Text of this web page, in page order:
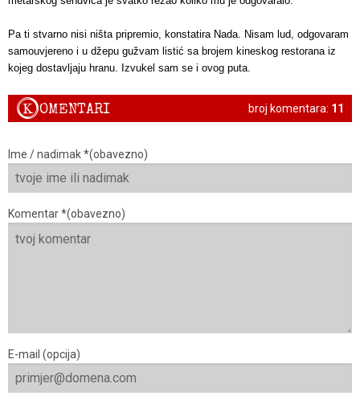
Pa ti stvarno nisi ništa pripremio, konstatira Nada. Nisam lud, odgovaram
samouvjereno i u džepu gužvam listić sa brojem kineskog restorana iz
kojeg dostavljaju hranu. Izvukel sam se i ovog puta.
broj komentara: 11
KOMENTARI
Ime / nadimak *(obavezno)
Komentar *(obavezno)
E-mail (opcija)